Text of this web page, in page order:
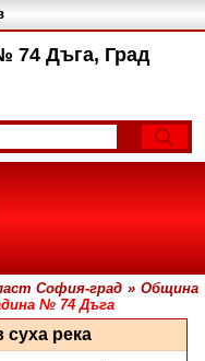
74 Дъга, Град
София-град » Община
№ 74 Дъга
суха река